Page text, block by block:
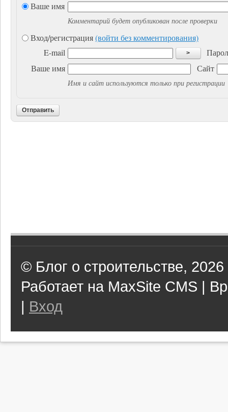
Ваше имя
Комментарий будет опубликован после проверки
Вход/регистрация(войти без комментирования)
E-mail
>
Ваше имя
Сайт
Имя и сайт используются только при регистрации
Отправить
© Блог о строительстве, 2026
Работает на MaxSite CMS |
| Вход